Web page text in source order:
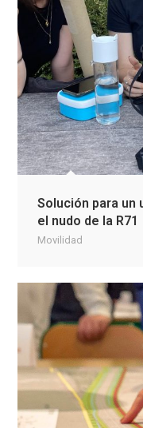
Solución para un
el nudo de la R71
Movilidad